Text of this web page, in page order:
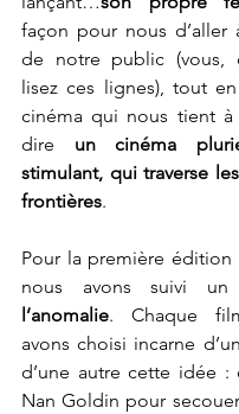
façon pour nous d’aller
de notre public (vous,
lisez ces lignes), tout
cinéma qui nous tient à
dire un cinéma
stimulant, qui traverse
frontières.
Pour la première édition
l’anomalie. Chaque
avons choisi incarne
d’une autre cette idée
Nan Goldin pour